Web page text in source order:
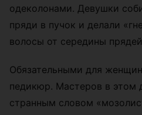
одеколонами. Девушки
пряди в пучок и делали
волосы от середины
Обязательными для
педикюр. Мастеров в этом
странным словом